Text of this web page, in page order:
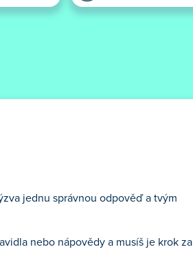
jednu správnou odpověď a tvým
nebo nápovědy a musíš je krok za